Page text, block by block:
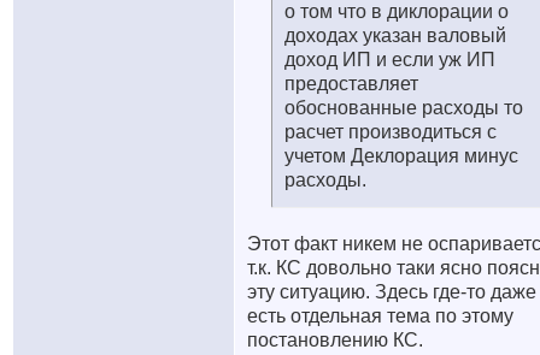
о том что в диклорации о
доходах указан валовый
доход ИП и если уж ИП
предоставляет
обоснованные расходы то
расчет производиться с
учетом Деклорация минус
расходы.
Этот факт никем не
т.к. КС довольно таки ясно
эту ситуацию. Здесь где-то даже
есть отдельная тема по этому
постановлению КС.